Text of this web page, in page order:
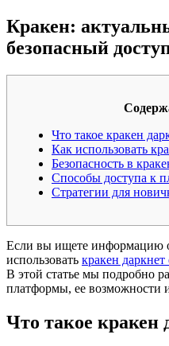
Кракен:
безопасный
Что такое кракен
Как использовать
Безопасность в
Способы доступа к
Стратегии для
Если вы ищете информацию
использовать кракен
В этой статье мы подробно
платформы, ее возможности
Что такое кракен